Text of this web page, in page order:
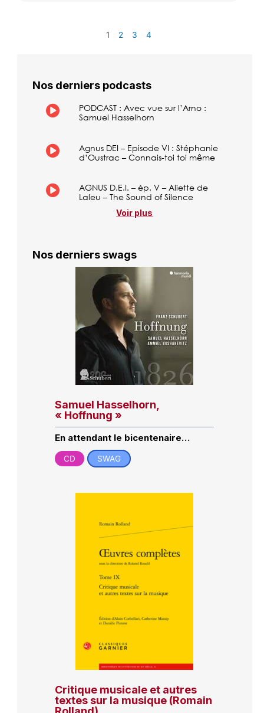
1 2 3 4
Nos derniers podcasts
PODCAST : Avec vue sur l’Arno :
Samuel Hasselhorn
Agnus DEI – Episode VI : Stéphanie
d’Oustrac – Connais-toi toi même
AGNUS D.E.I. – ép. V – Aliette de
Laleu – The Sound of Silence
Voir plus
Nos derniers swags
Samuel Hasselhorn,
« Hoffnung »
En attendant le bicentenaire…
CD SWAG
Critique musicale et autres
textes sur la musique (Romain